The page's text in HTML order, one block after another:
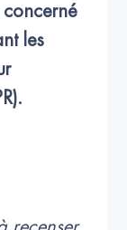
concerné
les